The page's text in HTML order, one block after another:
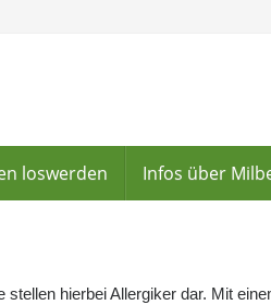
loswerden Infos über
hierbei Allergiker dar. Mit